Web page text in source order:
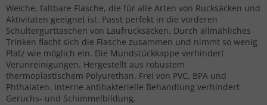
Weiche, faltbare Flasche, die für alle Arten von Rucksäcken und
Aktivitäten geeignet ist. Passt perfekt in die vorderen
Schultergurttaschen von Laufrucksäcken. Durch allmähliches
Trinken flacht sich die Flasche zusammen und nimmt so wenig
Platz wie möglich ein. Die Mundstückkappe verhindert
Verunreinigungen. Hergestellt aus robustem
thermoplastischem Polyurethan. Frei von PVC, BPA und
Phthalaten. Interne antibakterielle Behandlung verhindert
Geruchs- und Schimmelbildung.